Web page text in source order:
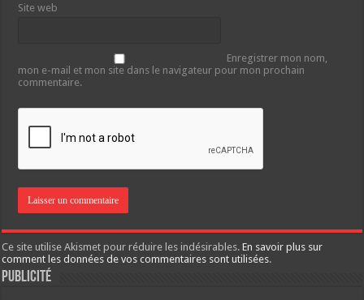
Site web
Enregistrer mon nom,
mon e-mail et mon site dans le navigateur pour mon prochain
commentaire.
Ce site utilise Akismet pour réduire les indésirables.En savoir plus sur
comment les données de vos commentaires sont utilisées.
Publicité